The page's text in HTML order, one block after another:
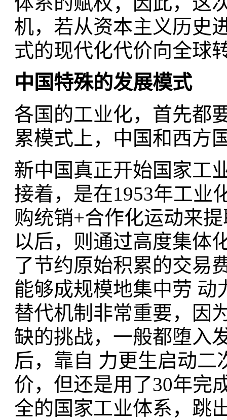
机，若从资本主义历史
式的现代化代价向全球
中国特殊的发展模式
各国的工业化，首先都
累模式上，中国和西方
新中国真正开始国家工
接着，是在1953年工业
购统销+合作化运动来
以后，则通过高度集体
了节约原始积累的交易
能够成规模地集中劳 动
替代机制非常重要，因
缺的挑战，一般都堕入
后，靠自 力更生启动二
价，但还是用了30年完
全的国家工业体系，跳